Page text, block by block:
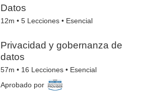
Datos
12m •5 Lecciones • Esencial
Privacidad y gobernanza de
datos
57m • 16 Lecciones • Esencial
Aprobado por